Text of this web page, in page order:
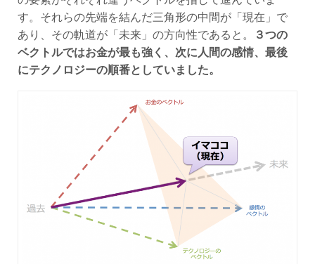
す。それらの先端を結んだ三角形の中間が「現在」で
あり、その軌道が「未来」の方向性であると。３つの
ベクトルではお金が最も強く、次に人間の感情、最後
にテクノロジーの順番としていました。